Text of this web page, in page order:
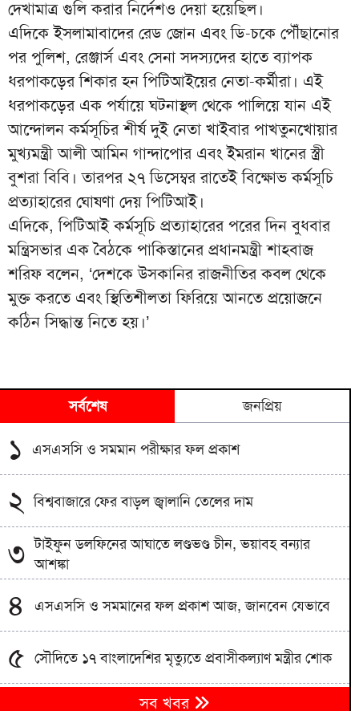
দেখামাত্র গুলি করার নির্দেশও দেয়া হয়েছিল।
এদিকে ইসলামাবাদের রেড জোন এবং ডি-চকে পৌঁছানোর
পর পুলিশ, রেঞ্জার্স এবং সেনা সদস্যদের হাতে ব্যাপক
ধরপাকড়ের শিকার হন পিটিআইয়ের নেতা-কর্মীরা। এই
ধরপাকড়ের এক পর্যায়ে ঘটনাস্থল থেকে পালিয়ে যান এই
আন্দোলন কর্মসূচির শীর্ষ দুই নেতা খাইবার পাখতুনখোয়ার
মুখ্যমন্ত্রী আলী আমিন গান্দাপোর এবং ইমরান খানের স্ত্রী
বুশরা বিবি। তারপর ২৭ ডিসেম্বর রাতেই বিক্ষোভ কর্মসূচি
প্রত্যাহারের ঘোষণা দেয় পিটিআই।
এদিকে, পিটিআই কর্মসূচি প্রত্যাহারের পরের দিন বুধবার
মন্ত্রিসভার এক বৈঠকে পাকিস্তানের প্রধানমন্ত্রী শাহবাজ
শরিফ বলেন, ‘দেশকে উসকানির রাজনীতির কবল থেকে
মুক্ত করতে এবং স্থিতিশীলতা ফিরিয়ে আনতে প্রয়োজনে
কঠিন সিদ্ধান্ত নিতে হয়।’
সর্বশেষ জনপ্রিয়
১ এসএসসি ও সমমান পরীক্ষার ফল প্রকাশ
২ বিশ্ববাজারে ফের বাড়ল জ্বালানি তেলের দাম
৩ টাইফুন ডলফিনের আঘাতে লণ্ডভণ্ড চীন, ভয়াবহ বন্যার
আশঙ্কা
৪ এসএসসি ও সমমানের ফল প্রকাশ আজ, জানবেন যেভাবে
৫ সৌদিতে ১৭ বাংলাদেশির মৃত্যুতে প্রবাসীকল্যাণ মন্ত্রীর শোক
বেরোবি’র শহীদ মুখতার ইলাহী হলে আধুনিক রিডিং রুমের
সব খবর